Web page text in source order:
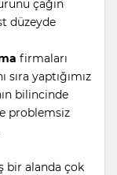
çağın
düzeyde
firmaları
yaptığımız
bilincinde
problemsiz
bir alanda çok